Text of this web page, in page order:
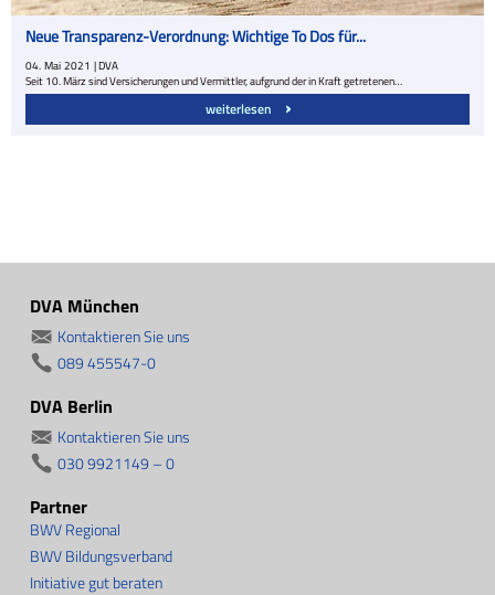
Neue Transparenz-Verordnung: Wichtige To Dos für...
04. Mai 2021 | DVA
Seit 10. März sind Versicherungen und Vermittler, aufgrund der in Kraft getretenen…
weiterlesen
DVA München
Kontaktieren Sie uns
089 455547-0
DVA Berlin
Kontaktieren Sie uns
030 9921149 – 0
Partner
BWV Regional
BWV Bildungsverband
Initiative gut beraten